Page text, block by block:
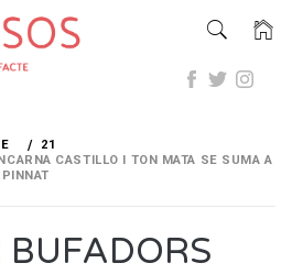
21
CASTILLO I TON MATA SE SUMA A
BUFADORS